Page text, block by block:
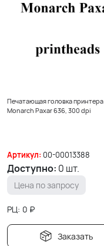
Печатающая головка принтера
Monarch Paxar 636, 300 dpi
Артикул: 00-00013388
Доступно: 0 шт.
Цена по запросу
РЦ: 0 ₽
Заказать